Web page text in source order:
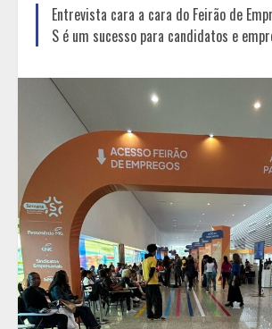
Entrevista cara a cara do Feirão de
S é um sucesso para candidatos e